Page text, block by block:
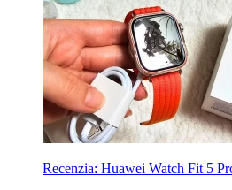
Recenzia: Huawei Watch Fit 5